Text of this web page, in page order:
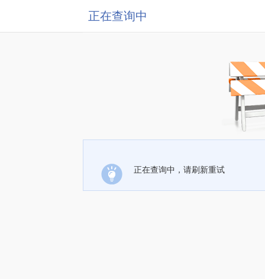
正在查询中
正在查询中，请刷新重试